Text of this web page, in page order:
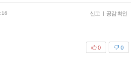
신고 | 공감 확인
0
0